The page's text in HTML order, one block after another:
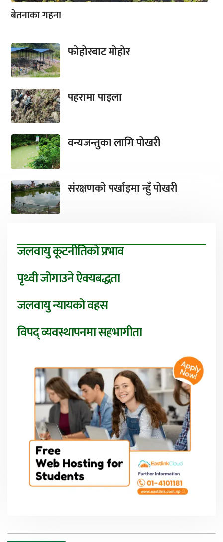
बेतनाका गहना
फोहोरबाट मोहोर
पहरामा पाइला
वन्यजन्तुका लागि पोखरी
संरक्षणको पर्खाइमा न्हुँ पोखरी
जलवायु कूटनीतिको प्रभाव
पृथ्वी जोगाउने ऐक्यबद्धता
जलवायु न्यायको वहस
विपद् व्यवस्थापनमा सहभागीता